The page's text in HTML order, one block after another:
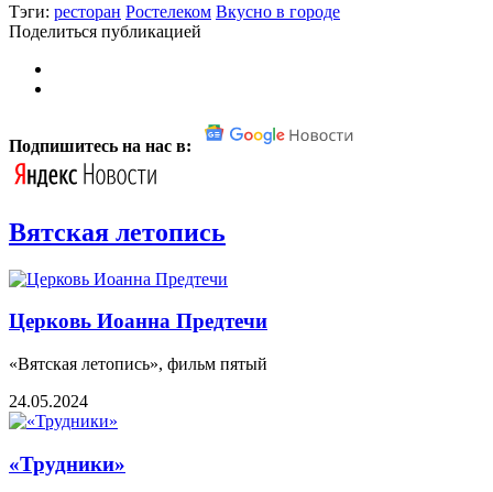
Тэги: ресторан Ростелеком Вкусно в городе
Поделиться публикацией
Подпишитесь на нас в:
Вятская летопись
Церковь Иоанна Предтечи
«Вятская летопись», фильм пятый
24.05.2024
«Трудники»